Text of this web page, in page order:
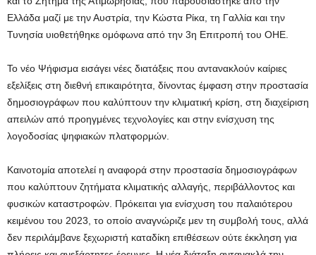
Ελλάδα μαζί με την Αυστρία, την Κώστα Ρίκα, τη Γαλλία και την
Τυνησία υιοθετήθηκε ομόφωνα από την 3η Επιτροπή του ΟΗΕ.
Το νέο Ψήφισμα εισάγει νέες διατάξεις που αντανακλούν καίριες
εξελίξεις στη διεθνή επικαιρότητα, δίνοντας έμφαση στην προστασία
δημοσιογράφων που καλύπτουν την κλιματική κρίση, στη διαχείριση
απειλών από προηγμένες τεχνολογίες και στην ενίσχυση της
λογοδοσίας ψηφιακών πλατφορμών.
Καινοτομία αποτελεί η αναφορά στην προστασία δημοσιογράφων
που καλύπτουν ζητήματα κλιματικής αλλαγής, περιβάλλοντος και
φυσικών καταστροφών. Πρόκειται για ενίσχυση του παλαιότερου
κειμένου του 2023, το οποίο αναγνώριζε μεν τη συμβολή τους, αλλά
δεν περιλάμβανε ξεχωριστή καταδίκη επιθέσεων ούτε έκκληση για